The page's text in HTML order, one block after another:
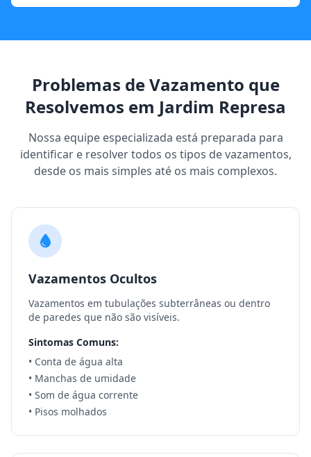
Problemas de Vazamento que
Resolvemos em Jardim Represa
Nossa equipe especializada está preparada para
identificar e resolver todos os tipos de vazamentos,
desde os mais simples até os mais complexos.
Vazamentos Ocultos
Vazamentos em tubulações subterrâneas ou dentro
de paredes que não são visíveis.
Sintomas Comuns:
• Conta de água alta
• Manchas de umidade
• Som de água corrente
• Pisos molhados